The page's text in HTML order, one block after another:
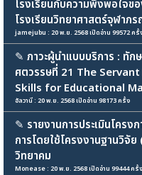
โรงเรียนกับความพึงพอใจข
โรงเรียนวิทยาศาสตร์จุฬาภ
jamejubu : 20 พ.ย. 2568 เปิดอ่าน 99572 ครั้
✎ ภาวะผู้นำแบบบริการ : ทัก
ศตวรรษที่ 21 The
Skills for Educational
อัลวานี : 20 พ.ย. 2568 เปิดอ่าน 98173 ครั้ง
✎ รายงานการประเมินโคร
การโดยใช้โครงงานฐานวิจั
วิทยาคม
Monease : 20 พ.ย. 2568 เปิดอ่าน 99444 ครั้ง